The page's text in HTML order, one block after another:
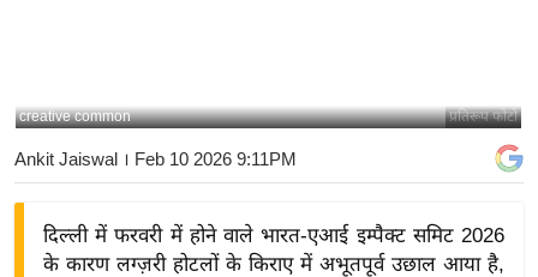
य
ज़
प्रतिरूप फोटो
creative common
Ankit Jaiswal । Feb 10 2026 9:11PM
दिल्ली में फरवरी में होने वाले भारत-एआई इम्पैक्ट समिट 2026
के कारण लग्ज़री होटलों के किराए में अभूतपूर्व उछाल आया है,